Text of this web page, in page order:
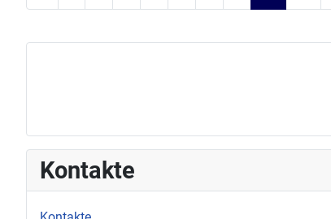
Kontakte